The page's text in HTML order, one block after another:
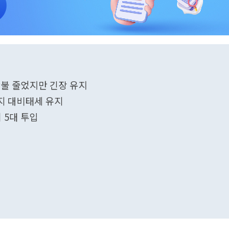
줄었지만 긴장 유지
대비태세 유지
대 투입